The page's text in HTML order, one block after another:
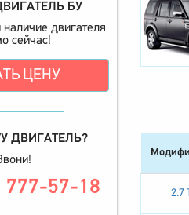
БУ
наличие двигателя
сейчас!
ЦЕНУ
ДВИГАТЕЛЬ?
777-57-18 2.7